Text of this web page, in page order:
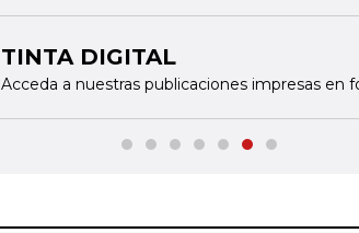
TINTA DIGITAL
Acceda a nuestras publicaciones impresas en